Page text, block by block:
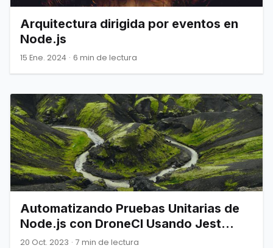
Arquitectura dirigida por eventos en
Node.js
15 Ene. 2024 · 6 min de lectura
Automatizando Pruebas Unitarias de
Node.js con DroneCI Usando Jest
Framework
20 Oct. 2023 · 7 min de lectura